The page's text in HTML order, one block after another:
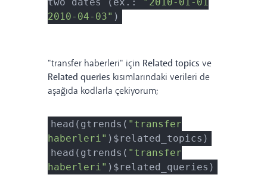
2010-04-03" )
"transfer haberleri" için Related topics ve
Related queries kısımlarındaki verileri de
aşağıda kodlarla çekiyorum;
head(gtrends( "transfer
haberleri" )$related_topics)
head(gtrends( "transfer
haberleri" )$related_queries)